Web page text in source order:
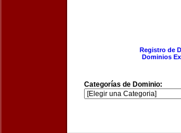
Registro de
Dominios
Categorías de Dominio: